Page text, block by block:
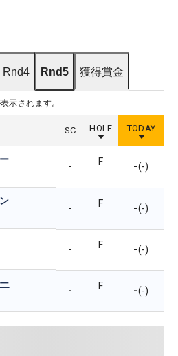
Rnd4 Rnd5 獲得賞金
示されます。
SC HOLE TODAY
- F -(-)
- F -(-)
- F -(-)
- F -(-)